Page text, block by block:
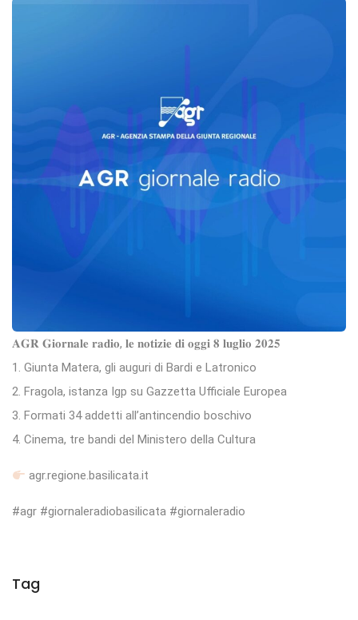
𝐀𝐆𝐑 𝐆𝐢𝐨𝐫𝐧𝐚𝐥𝐞 𝐫𝐚𝐝𝐢𝐨, 𝐥𝐞 𝐧𝐨𝐭𝐢𝐳𝐢𝐞 𝐝𝐢 𝐨𝐠𝐠𝐢 𝟖 𝐥𝐮𝐠𝐥𝐢𝐨 𝟐𝟎𝟐𝟓
1. Giunta Matera, gli auguri di Bardi e Latronico
2. Fragola, istanza Igp su Gazzetta Ufficiale Europea
3. Formati 34 addetti all’antincendio boschivo
4. Cinema, tre bandi del Ministero della Cultura
agr.regione.basilicata.it
#agr #giornaleradiobasilicata #giornaleradio
Tag